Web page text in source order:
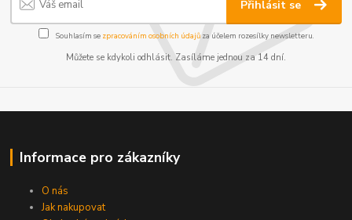
Přihlásit se
Souhlasím se zpracováním osobních údajůza účelem rozesílky newsletteru.
Můžete se kdykoli odhlásit. Zasíláme jednou za 14 dní.
Informace pro zákazníky
O nás
Jak nakupovat